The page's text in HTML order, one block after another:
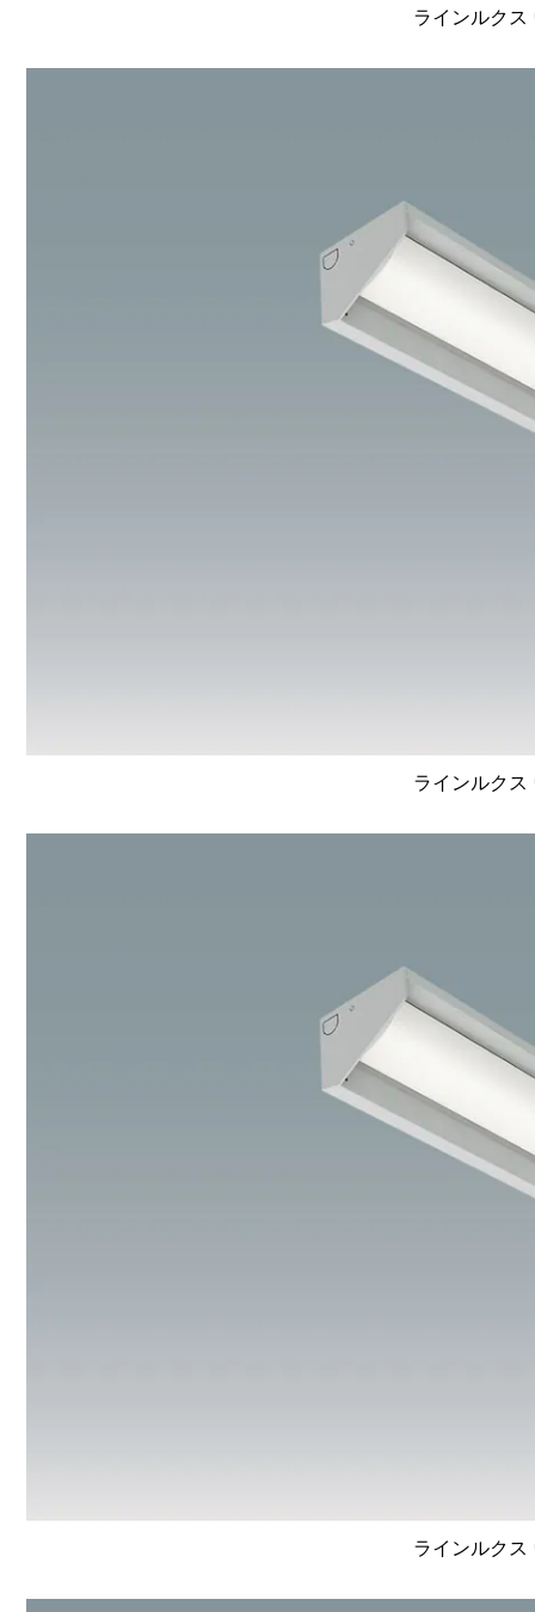
ラインルクス
ラインルクス
ラインルクス